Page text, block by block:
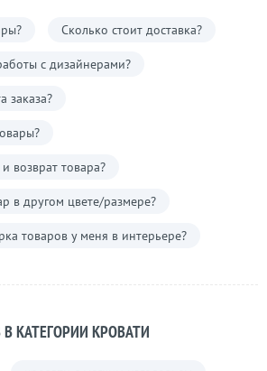
Сколько стоит доставка?
с дизайнерами?
заказа?
возврат товара?
в другом цвете/размере?
товаров у меня в интерьере?
КАТЕГОРИИ КРОВАТИ